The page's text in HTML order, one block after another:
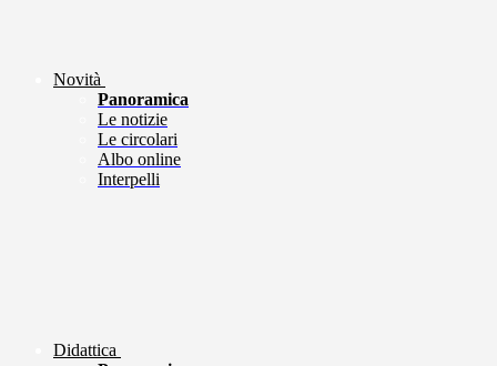
Novità
Panoramica
Le notizie
Le circolari
Albo online
Interpelli
Didattica